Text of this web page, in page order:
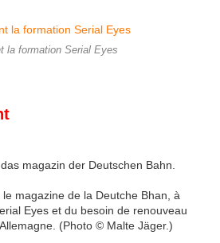
la formation Serial Eyes
magazin der Deutschen Bahn.
magazine de la Deutche Bhan, à
Eyes et du besoin de renouveau
(Photo © Malte Jäger.)